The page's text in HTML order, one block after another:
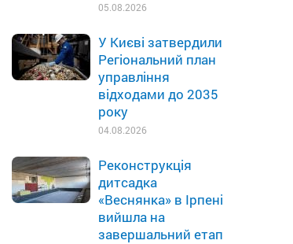
05.08.2026
У Києві затвердили
Регіональний план
управління
відходами до 2035
року
04.08.2026
Реконструкція
дитсадка
«Веснянка» в Ірпені
вийшла на
завершальний етап